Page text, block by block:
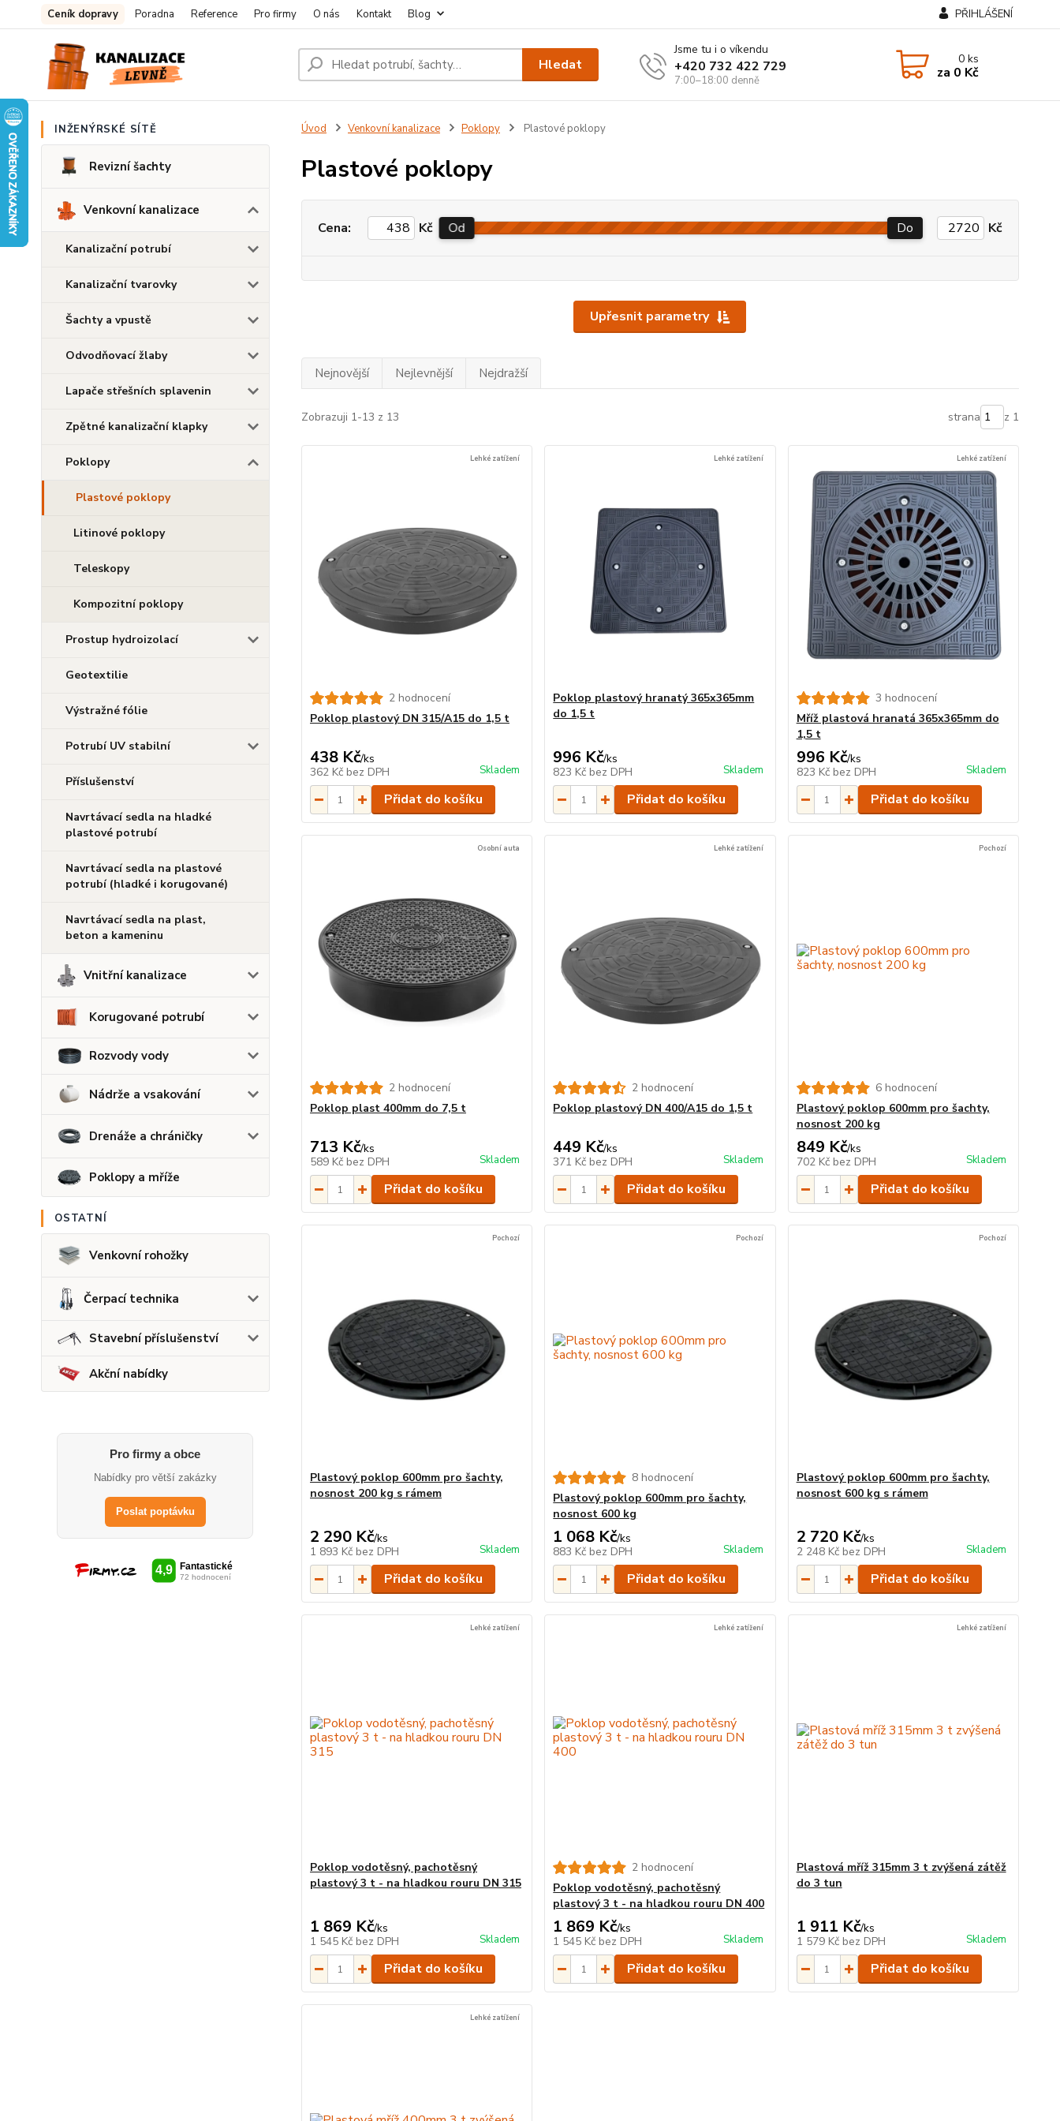
Ceník dopravy Poradna Reference Pro firmy O nás Kontakt Blog PŘIHLÁŠENÍ
Hledat
Jsme tu i o víkendu
+420 732 422 729
7:00–18:00 denně
0ks
za 0 Kč
INŽENÝRSKÉ SÍTĚ
Revizní šachty
Venkovní kanalizace
Kanalizační potrubí
Kanalizační tvarovky
Šachty a vpustě
Odvodňovací žlaby
Lapače střešních splavenin
Zpětné kanalizační klapky
Poklopy
Plastové poklopy
Litinové poklopy
Teleskopy
Kompozitní poklopy
Prostup hydroizolací
Geotextilie
Výstražné fólie
Potrubí UV stabilní
Příslušenství
Navrtávací sedla na hladké
plastové potrubí
Navrtávací sedla na plastové
potrubí (hladké i korugované)
Navrtávací sedla na plast,
beton a kameninu
Vnitřní kanalizace
Korugované potrubí
Rozvody vody
Nádrže a vsakování
Drenáže a chráničky
Poklopy a mříže
OSTATNÍ
Venkovní rohožky
Čerpací technika
Stavební příslušenství
Akční nabídky
Pro firmy a obce
Nabídky pro větší zakázky
Poslat poptávku
Úvod Venkovní kanalizace Poklopy Plastové poklopy
Plastové poklopy
Upřesnit parametry
Cena: Kč Od Do Kč
Nejnovější Nejlevnější Nejdražší
Zobrazuji 1-13 z 13 strana z 1
Lehké zatížení
2 hodnocení
Poklop plastový DN 315/A15 do 1,5 t
438 Kč/ks
362 Kč bez DPH Skladem
Přidat do košíku
Lehké zatížení
Poklop plastový hranatý 365x365mm
do 1,5 t
996 Kč/ks
823 Kč bez DPH Skladem
Přidat do košíku
Lehké zatížení
3 hodnocení
Mříž plastová hranatá 365x365mm do
1,5 t
996 Kč/ks
823 Kč bez DPH Skladem
Přidat do košíku
Osobní auta
2 hodnocení
Poklop plast 400mm do 7,5 t
713 Kč/ks
589 Kč bez DPH Skladem
Přidat do košíku
Lehké zatížení
2 hodnocení
Poklop plastový DN 400/A15 do 1,5 t
449 Kč/ks
371 Kč bez DPH Skladem
Přidat do košíku
Pochozí
6 hodnocení
Plastový poklop 600mm pro šachty,
nosnost 200 kg
849 Kč/ks
702 Kč bez DPH Skladem
Přidat do košíku
Pochozí
Plastový poklop 600mm pro šachty,
nosnost 200 kg s rámem
2 290 Kč/ks
1 893 Kč bez DPH Skladem
Přidat do košíku
Pochozí
8 hodnocení
Plastový poklop 600mm pro šachty,
nosnost 600 kg
1 068 Kč/ks
883 Kč bez DPH Skladem
Přidat do košíku
Pochozí
Plastový poklop 600mm pro šachty,
nosnost 600 kg s rámem
2 720 Kč/ks
2 248 Kč bez DPH Skladem
Přidat do košíku
Lehké zatížení
Poklop vodotěsný, pachotěsný
plastový 3 t - na hladkou rouru DN 315
1 869 Kč/ks
1 545 Kč bez DPH Skladem
Přidat do košíku
Lehké zatížení
2 hodnocení
Poklop vodotěsný, pachotěsný
plastový 3 t - na hladkou rouru DN 400
1 869 Kč/ks
1 545 Kč bez DPH Skladem
Přidat do košíku
Lehké zatížení
Plastová mříž 315mm 3 t zvýšená zátěž
do 3 tun
1 911 Kč/ks
1 579 Kč bez DPH Skladem
Přidat do košíku
Lehké zatížení